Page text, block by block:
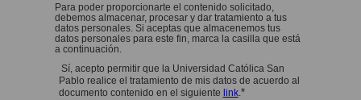
Para poder proporcionarte el contenido solicitado,
debemos almacenar, procesar y dar tratamiento a tus
datos personales. Si aceptas que almacenemos tus
datos personales para este fin, marca la casilla que está
a continuación.
Sí, acepto permitir que la Universidad Católica San
Pablo realice el tratamiento de mis datos de acuerdo al
documento contenido en el siguiente link.*